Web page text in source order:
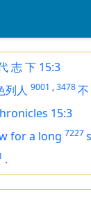
志 下 15:3
列人 9001 ,3478不
15:3
for a long 7227
.